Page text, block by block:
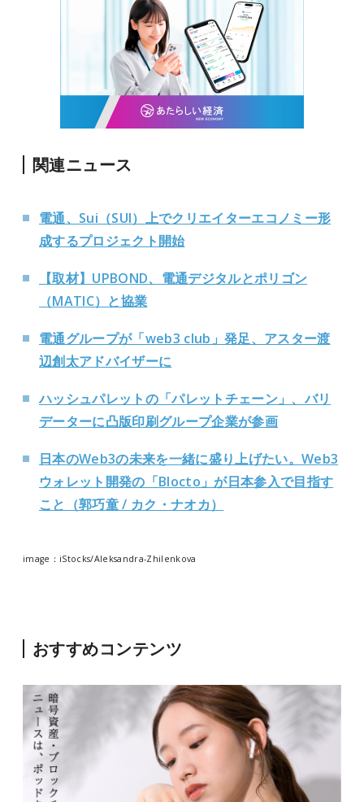
関連ニュース
電通、Sui（SUI）上でクリエイターエコノミー形
成するプロジェクト開始
【取材】UPBOND、電通デジタルとポリゴン
（MATIC）と協業
電通グループが「web3 club」発足、アスター渡
辺創太アドバイザーに
ハッシュパレットの「パレットチェーン」、バリ
データーに凸版印刷グループ企業が参画
日本のWeb3の未来を一緒に盛り上げたい。Web3
ウォレット開発の「Blocto」が日本参入で目指す
こと（郭巧童 / カク・ナオカ）
image：iStocks/Aleksandra-Zhilenkova
おすすめコンテンツ